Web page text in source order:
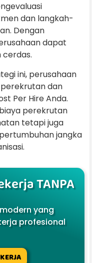
dan langkah-
Dengan
dapat
ini, perusahaan
dan
Per Hire Anda.
perekrutan
tetapi juga
jangka
TANPA
yang
profesional